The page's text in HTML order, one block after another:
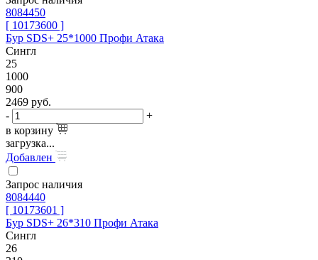
8084450
[ 10173600 ]
Бур SDS+ 25*1000 Профи Атака
Сингл
25
1000
900
2469 руб.
-
+
в корзину
загрузка...
Добавлен
Запрос наличия
8084440
[ 10173601 ]
Бур SDS+ 26*310 Профи Атака
Сингл
26